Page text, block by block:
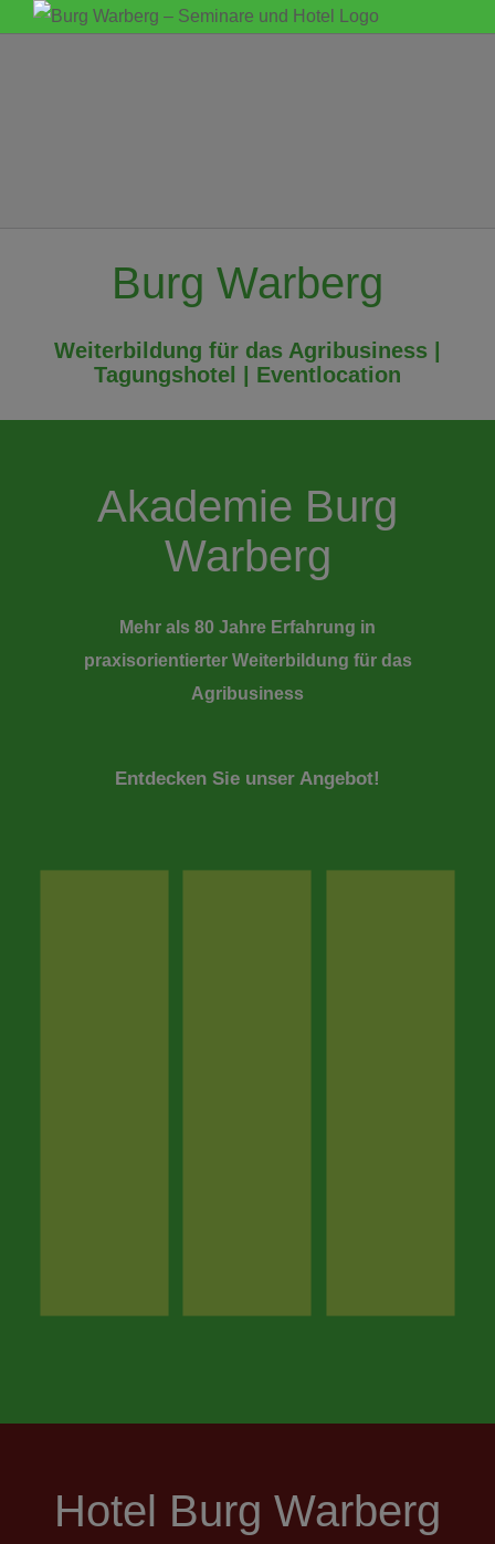
Zum
Burg Warberg
Weiterbildung für das Agribusiness |
Tagungshotel | Eventlocation
Akademie Burg
Warberg
Mehr als 80 Jahre Erfahrung in
praxisorientierter Weiterbildung für das
Agribusiness
Entdecken Sie unser Angebot!
Hotel Burg Warberg